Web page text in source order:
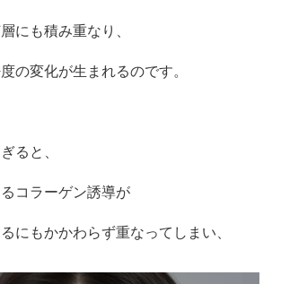
にも積み重なり、
の変化が生まれるのです。
ると、
コラーゲン誘導が
にもかかわらず重なってしまい、